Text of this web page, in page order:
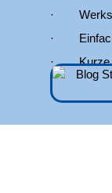
·
·
· Kurze